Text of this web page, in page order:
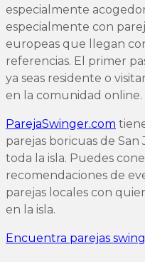
especialmente
especialmente con
europeas que llegan
referencias. El primer
ya seas residente o
en la comunidad online.
ParejaSwinger.com
parejas boricuas de
toda la isla. Puedes
recomendaciones de
parejas locales con
en la isla.
Encuentra parejas